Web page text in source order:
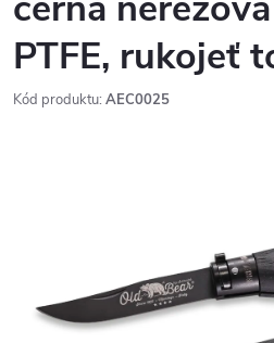
PTFE, rukojeť
Kód produktu: AEC0025